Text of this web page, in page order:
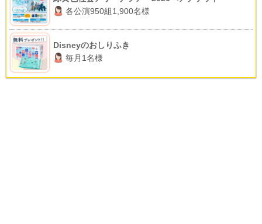
各公演950組1,900名様
Disneyのおしりふき
毎月1名様